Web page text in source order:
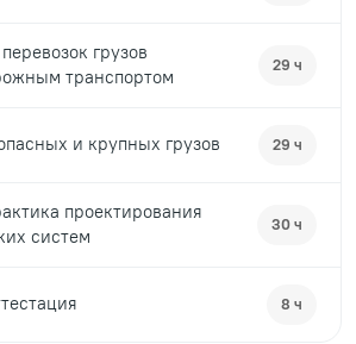
грузов
транспортом
29 ч
и крупных грузов 29 ч
проектирования
систем
30 ч
8 ч